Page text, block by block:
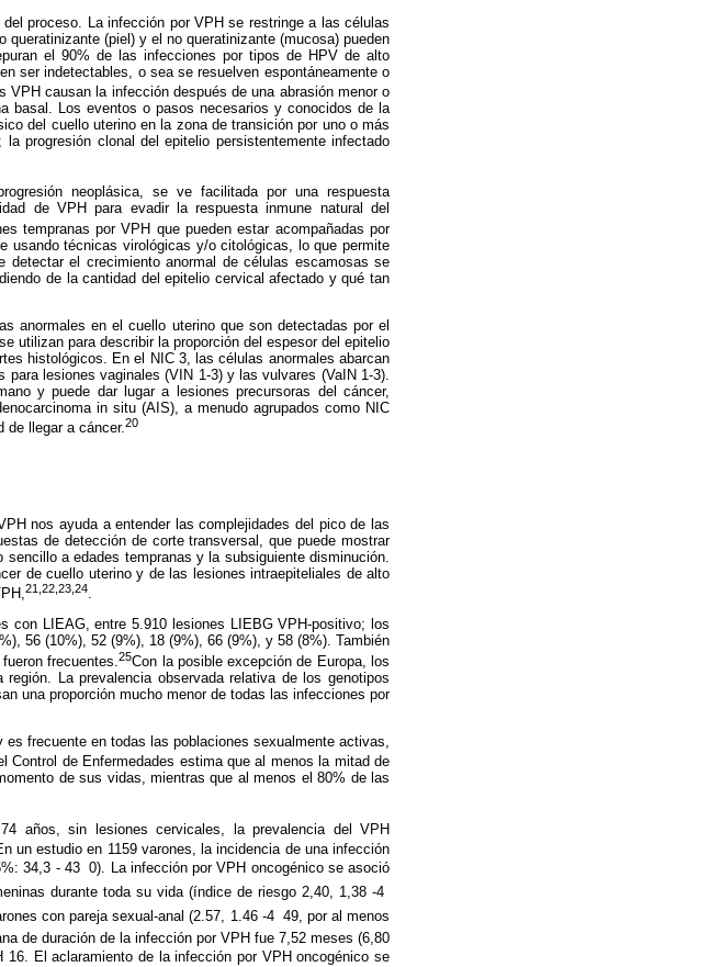
proceso. La infección por VPH se restringe a las células
(piel) y el no queratinizante (mucosa) pueden
el 90% de las infecciones por tipos de HPV de alto
ser indetectables, o sea se resuelven espontáneamente o
VPH causan la infección después de una abrasión menor o
basal. Los eventos o pasos necesarios y conocidos de la
del cuello uterino en la zona de transición por uno o más
progresión clonal del epitelio persistentemente infectado
neoplásica, se ve facilitada por una respuesta
de VPH para evadir la respuesta inmune natural del
tempranas por VPH que pueden estar acompañadas por
usando técnicas virológicas y/o citológicas, lo que permite
el crecimiento anormal de células escamosas se
de la cantidad del epitelio cervical afectado y qué tan
anormales en el cuello uterino que son detectadas por el
utilizan para describir la proporción del espesor del epitelio
histológicos. En el NIC 3, las células anormales abarcan
lesiones vaginales (VIN 1-3) y las vulvares (VaIN 1-3).
y puede dar lugar a lesiones precursoras del cáncer,
in situ (AIS), a menudo agrupados como NIC
de llegar a cáncer.20
nos ayuda a entender las complejidades del pico de las
de detección de corte transversal, que puede mostrar
a edades tempranas y la subsiguiente disminución.
de cuello uterino y de las lesiones intraepiteliales de alto
21,22,23,24.
con LIEAG, entre 5.910 lesiones LIEBG VPH-positivo; los
56 (10%), 52 (9%), 18 (9%), 66 (9%), y 58 (8%). También
frecuentes.25Con la posible excepción de Europa, los
La prevalencia observada relativa de los genotipos
una proporción mucho menor de todas las infecciones por
frecuente en todas las poblaciones sexualmente activas,
Control de Enfermedades estima que al menos la mitad de
de sus vidas, mientras que al menos el 80% de las
años, sin lesiones cervicales, la prevalencia del VPH
un estudio en 1159 varones, la incidencia de una infección
34,3 - 43  0). La infección por VPH oncogénico se asoció
durante toda su vida (índice de riesgo 2,40, 1,38 -4 
con pareja sexual-anal (2.57, 1.46 -4  49, por al menos
de duración de la infección por VPH fue 7,52 meses (6,80
16. El aclaramiento de la infección por VPH oncogénico se